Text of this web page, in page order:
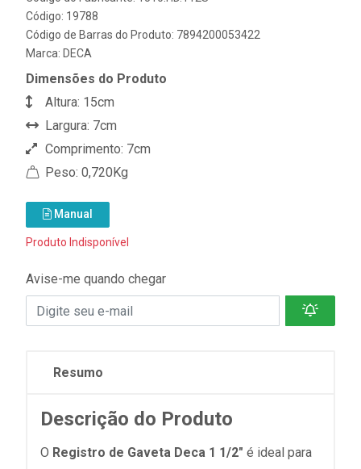
Código: 19788
Código de Barras do Produto: 7894200053422
Marca: DECA
Dimensões do Produto
Altura: 15cm
Largura: 7cm
Comprimento: 7cm
Peso: 0,720Kg
Manual
Produto Indisponível
Avise-me quando chegar
Resumo
Descrição do Produto
O Registro de Gaveta Deca 1 1/2" é ideal para